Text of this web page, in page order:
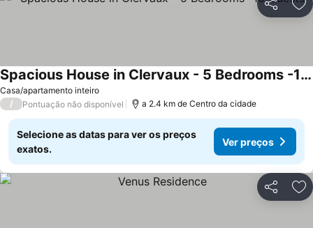
Partilhar
Casa/apartamento inteiro
Spacious House in Clervaux - 5 Bedrooms -10 Guests
/ Pontuação não disponível a 2.4 km de Centro da cidade
Selecione as datas para ver os preços
exatos.
Ver preços
Partilhar